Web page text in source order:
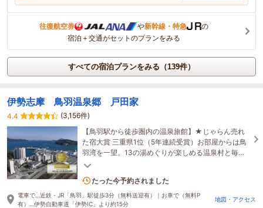
往復航空券 や新幹線・特急
の
宿泊＋交通がセットのプランをみる
すべての宿泊プランをみる（139件）
伊勢志摩 鳥羽温泉郷 戸田家
4.4
(3,156件)
【鳥羽駅から徒歩圏内の温泉旅館】★じゃらん売れ
た宿大賞 三重県1位（5年連続受賞）お部屋からは鳥
羽湾を一望。13の湯めぐりが楽しめる温泉村と毎夜
開催・地魚の解体ショーが人気のバイキングが自慢
9名がこの宿を見ています
たった今予約されました
電車で…近鉄・JR「鳥羽」駅徒歩3分（無料送迎有）｜お車で（無料P
有）…伊勢自動車道「伊勢IC」より約15分
地図・アクセス